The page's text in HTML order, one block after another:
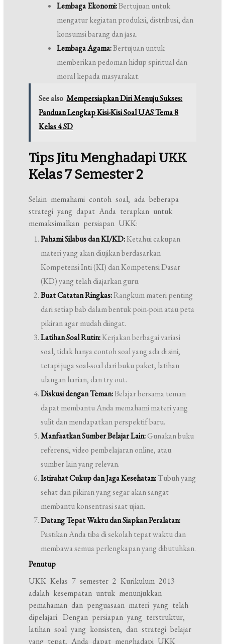
Lembaga Ekonomi:Bertujuan untuk
mengatur kegiatan produksi, distribusi, dan
konsumsi barang dan jasa.
Lembaga Agama:Bertujuan untuk
memberikan pedoman hidup spiritual dan
moral kepada masyarakat.
See also Mempersiapkan Diri Menuju Sukses:
Panduan Lengkap Kisi-Kisi Soal UAS Tema 8
Kelas 4 SD
Tips Jitu Menghadapi UKK
Kelas 7 Semester 2
Selain memahami contoh soal, ada beberapa
strategi yang dapat Anda terapkan untuk
memaksimalkan persiapan UKK:
Pahami Silabus dan KI/KD:Ketahui cakupan
materi yang akan diujikan berdasarkan
Kompetensi Inti (KI) dan Kompetensi Dasar
(KD) yang telah diajarkan guru.
Buat Catatan Ringkas:Rangkum materi penting
dari setiap bab dalam bentuk poin-poin atau peta
pikiran agar mudah diingat.
Latihan Soal Rutin:Kerjakan berbagai variasi
soal, tidak hanya contoh soal yang ada di sini,
tetapi juga soal-soal dari buku paket, latihan
ulangan harian, dan try out.
Diskusi dengan Teman:Belajar bersama teman
dapat membantu Anda memahami materi yang
sulit dan mendapatkan perspektif baru.
Manfaatkan Sumber Belajar Lain:Gunakan buku
referensi, video pembelajaran online, atau
sumber lain yang relevan.
Istirahat Cukup dan Jaga Kesehatan:Tubuh yang
sehat dan pikiran yang segar akan sangat
membantu konsentrasi saat ujian.
Datang Tepat Waktu dan Siapkan Peralatan:
Pastikan Anda tiba di sekolah tepat waktu dan
membawa semua perlengkapan yang dibutuhkan.
Penutup
UKK Kelas 7 semester 2 Kurikulum 2013
adalah kesempatan untuk menunjukkan
pemahaman dan penguasaan materi yang telah
dipelajari. Dengan persiapan yang terstruktur,
latihan soal yang konsisten, dan strategi belajar
yang tepat, Anda dapat menghadapi UKK